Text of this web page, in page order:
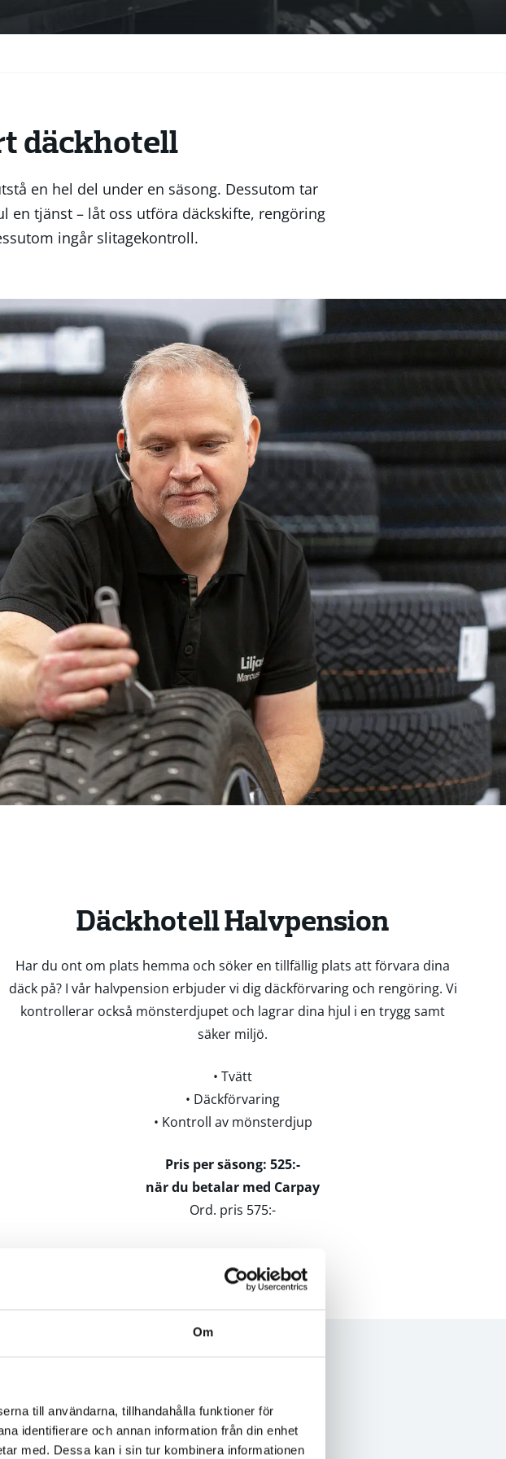
Om
till användarna, tillhandahålla funktioner för
identifierare och annan information från din enhet
med. Dessa kan i sin tur kombinera informationen
däckhotell
en hel del under en säsong. Dessutom tar
en tjänst – låt oss utföra däckskifte, rengöring
ingår slitagekontroll.
Däckhotell Halvpension
Har du ont om plats hemma och söker en tillfällig plats att förvara dina
däck på? I vår halvpension erbjuder vi dig däckförvaring och rengöring. Vi
kontrollerar också mönsterdjupet och lagrar dina hjul i en trygg samt
säker miljö.
• Tvätt
• Däckförvaring
• Kontroll av mönsterdjup
Pris per säsong: 525:-
när du betalar med Carpay
Ord. pris 575:-
ingår i priset för